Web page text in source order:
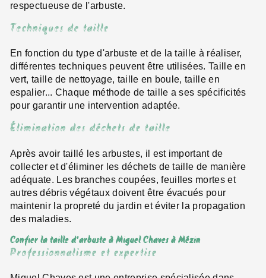
respectueuse de l'arbuste.
Techniques de taille
En fonction du type d'arbuste et de la taille à réaliser,
différentes techniques peuvent être utilisées. Taille en
vert, taille de nettoyage, taille en boule, taille en
espalier... Chaque méthode de taille a ses spécificités
pour garantir une intervention adaptée.
Élimination des déchets de taille
Après avoir taillé les arbustes, il est important de
collecter et d'éliminer les déchets de taille de manière
adéquate. Les branches coupées, feuilles mortes et
autres débris végétaux doivent être évacués pour
maintenir la propreté du jardin et éviter la propagation
des maladies.
Confier la taille d'arbuste à Miguel Chaves à Mézin
Professionnalisme et expertise